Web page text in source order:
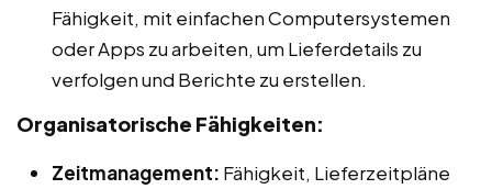
Fähigkeit, mit einfachen Computersystemen
oder Apps zu arbeiten, um Lieferdetails zu
verfolgen und Berichte zu erstellen.
Organisatorische Fähigkeiten:
Zeitmanagement: Fähigkeit, Lieferzeitpläne